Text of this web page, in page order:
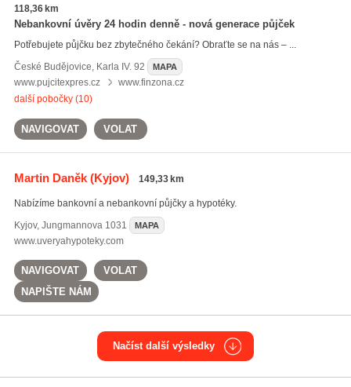
118,36 km
Nebankovní úvěry 24 hodin denně - nová generace půjček
Potřebujete půjčku bez zbytečného čekání? Obraťte se na nás – ...
České Budějovice, Karla IV. 92 MAPA
www.pujcitexpres.cz
www.finzona.cz
další pobočky (10)
NAVIGOVAT VOLAT
Martin Daněk(Kyjov) 149,33 km
Nabízíme bankovní a nebankovní půjčky a hypotéky.
Kyjov, Jungmannova 1031 MAPA
www.uveryahypoteky.com
NAVIGOVAT
VOLAT
NAPIŠTE NÁM
Načíst další výsledky